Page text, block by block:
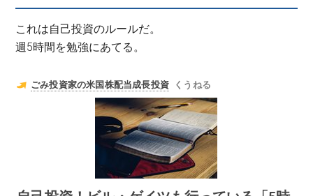
これは自己投資のルールだ。
週5時間を勉強にあてる。